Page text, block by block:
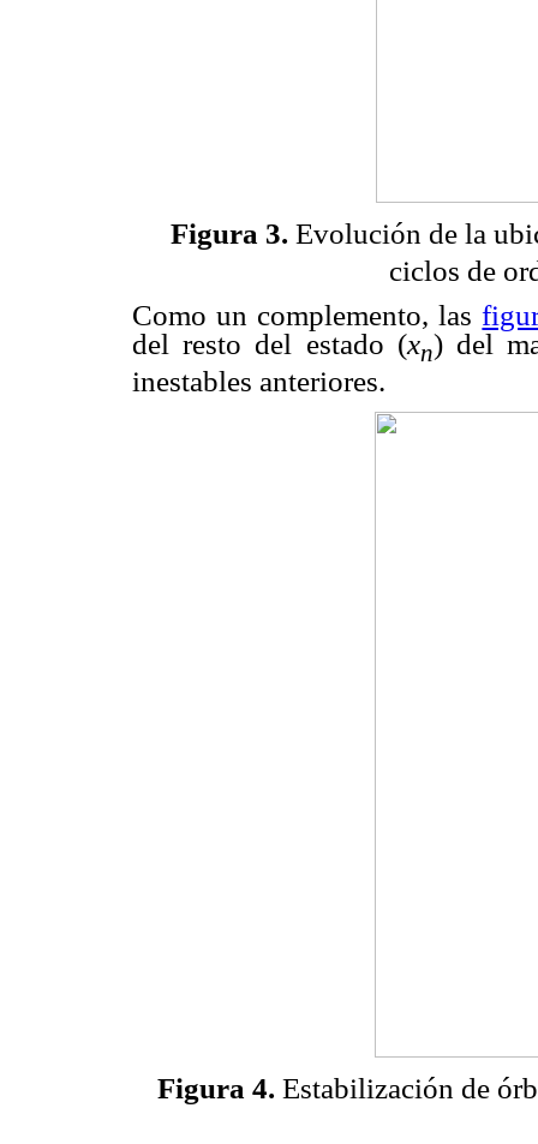
Figura 3. Evolución de la
ciclos de
Como un complemento, las
del resto del estado (xn) del
inestables anteriores.
Figura 4. Estabilización de